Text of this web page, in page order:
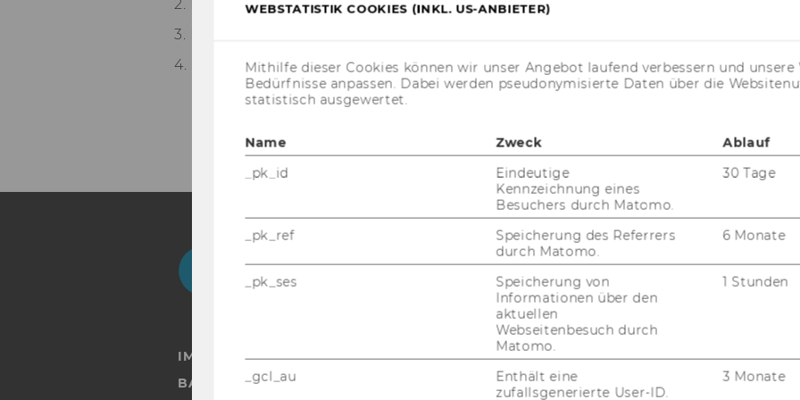
2. Pu­blic Sec­tor In­no­va­ti­on
3. Human Cent­ric Ap­proa­ches to Di­gi­tal Trans­for­ma­ti­on
4. Sus­tai­na­bi­li­ty of Di­gi­tal In­no­va­tions
NewsletterBluesky
IMPRESSUM
BARRIEREFREIHEITSERKLÄRUNG WEBSEITE
ACCREDITED
WEBSTATISTIK COOKIES (INKL. US-ANBIETER)
Mithilfe dieser Cookies können wir unser Angebot laufend verbessern und unsere
Bedürfnisse anpassen. Dabei werden pseudonymisierte Daten über die
statistisch ausgewertet.
Name Zweck Ablauf
_pk_id
Eindeutige
Kennzeichnung eines
Besuchers durch Matomo.
30 Tage
_pk_ref
Speicherung des Referrers
durch Matomo.
6 Monate
_pk_ses
Speicherung von
Informationen über den
aktuellen
Webseitenbesuch durch
Matomo.
1 Stunden
_gcl_au
Enthält eine
zufallsgenerierte User-ID.
3 Monate